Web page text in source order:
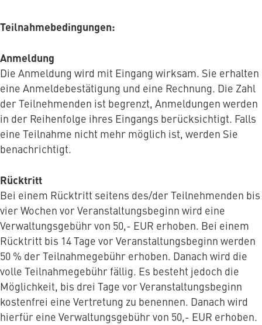
Teilnahmebedingungen:
Anmeldung
Die Anmeldung wird mit Eingang wirksam. Sie erhalten
eine Anmeldebestätigung und eine Rechnung. Die Zahl
der Teilnehmenden ist begrenzt, Anmeldungen werden
in der Reihenfolge ihres Eingangs berücksichtigt. Falls
eine Teilnahme nicht mehr möglich ist, werden Sie
benachrichtigt.
Rücktritt
Bei einem Rücktritt seitens des/der Teilnehmenden bis
vier Wochen vor Veranstaltungsbeginn wird eine
Verwaltungsgebühr von 50,- EUR erhoben. Bei einem
Rücktritt bis 14 Tage vor Veranstaltungsbeginn werden
50 % der Teilnahmegebühr erhoben. Danach wird die
volle Teilnahmegebühr fällig. Es besteht jedoch die
Möglichkeit, bis drei Tage vor Veranstaltungsbeginn
kostenfrei eine Vertretung zu benennen. Danach wird
hierfür eine Verwaltungsgebühr von 50,- EUR erhoben.